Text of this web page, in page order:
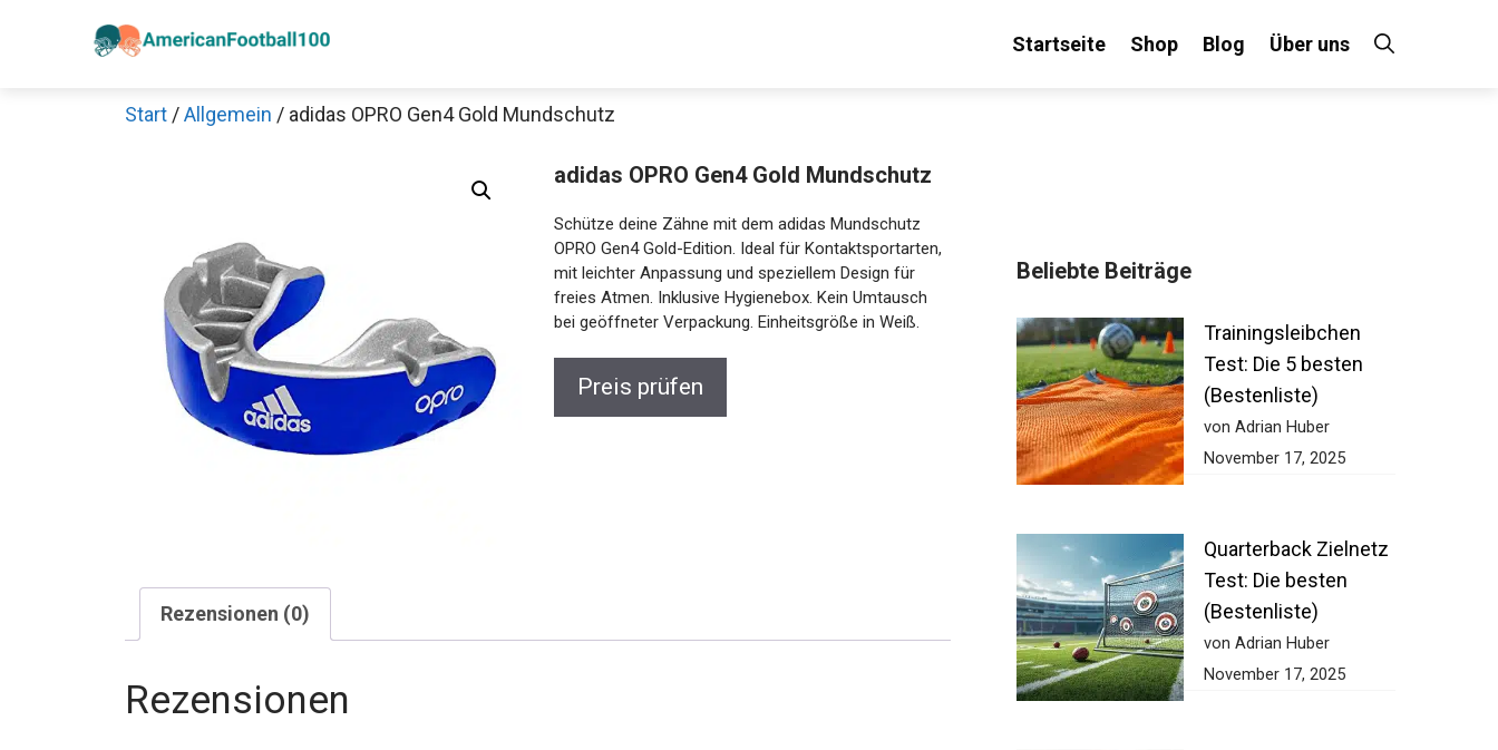
Startseite Shop Blog Über uns
Start /Allgemein / adidas OPRO Gen4 Gold Mundschutz
adidas OPRO Gen4 Gold Mundschutz
Schütze deine Zähne mit dem adidas Mundschutz
OPRO Gen4 Gold-Edition. Ideal für Kontaktsportarten,
mit leichter Anpassung und speziellem Design für
freies Atmen. Inklusive Hygienebox. Kein Umtausch
bei geöffneter Verpackung. Einheitsgröße in Weiß.
Preis prüfen
Rezensionen (0)
Rezensionen
Beliebte Beiträge
Trainingsleibchen
Test: Die 5 besten
(Bestenliste)
von Adrian Huber
November 17, 2025
Quarterback Zielnetz
Test: Die besten
(Bestenliste)
von Adrian Huber
November 17, 2025